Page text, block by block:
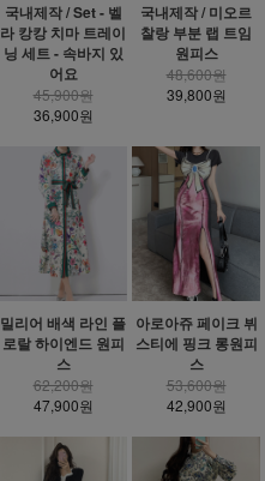
국내제작 / Set - 벨
라 캉캉 치마 트레이
닝 세트 - 속바지 있
어요
45,900원
36,900원
국내제작 / 미오르
찰랑 부분 랩 트임
원피스
48,600원
39,800원
밀리어 배색 라인 플
로랄 하이엔드 원피
스
62,200원
47,900원
아로아쥬 페이크 뷔
스티에 핑크 롱원피
스
53,600원
42,900원